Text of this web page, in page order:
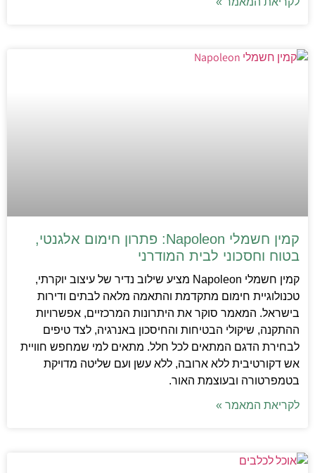
קמין חשמלי Napoleon: פתרון חימום אלגנטי,
בטוח וחסכוני לבית המודרני
קמין חשמלי Napoleon מציע שילוב נדיר של עיצוב יוקרתי,
טכנולוגיית חימום מתקדמת והתאמה מלאה לבתים ודירות
בישראל. המאמר סוקר את היתרונות המרכזיים, אפשרויות
ההתקנה, שיקולי הבטיחות והחיסכון באנרגיה, לצד טיפים
לבחירת הדגם המתאים לכל חלל. מתאים למי שמחפש חוויית
אש דקורטיבית ללא ארובה, ללא עשן ועם שליטה מדויקת
בטמפרטורה ובעוצמת האור.
לקריאת המאמר »